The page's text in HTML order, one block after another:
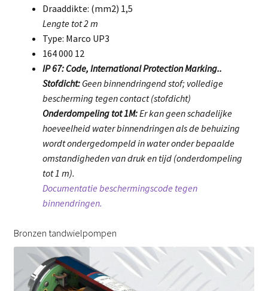
Draaddikte: (mm2) 1,5
Lengte tot 2 m
Type: Marco UP3
164 000 12
IP 67: Code, International Protection Marking..
Stofdicht:Geen binnendringend stof; volledige
bescherming tegen contact (stofdicht)
Onderdompeling tot 1M:Er kan geen schadelijke
hoeveelheid water binnendringen als de behuizing
wordt ondergedompeld in water onder bepaalde
omstandigheden van druk en tijd (onderdompeling
tot 1 m).
Documentatie beschermingscode tegen
binnendringen.
Bronzen tandwielpompen